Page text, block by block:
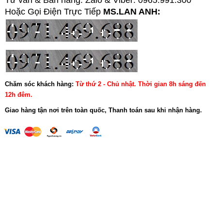
Hoặc Gọi Điện Trực Tiếp MS.LAN ANH:
Chăm sóc khách hàng: Từ thứ 2 - Chủ nhật. Thời gian 8h sáng đến
12h đêm.
Giao hàng tận nơi trên toàn quốc, Thanh toán sau khi nhận hàng.